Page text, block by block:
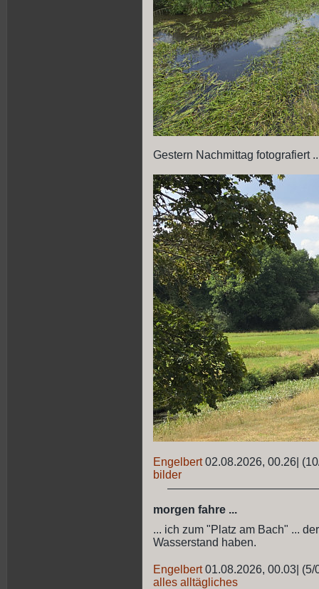
Gestern Nachmittag fotografiert
Engelbert 02.08.2026, 00.26
bilder
morgen fahre ...
... ich zum "Platz am Bach" ...
Wasserstand haben.
Engelbert 01.08.2026, 00.03 (5/
alles alltägliches